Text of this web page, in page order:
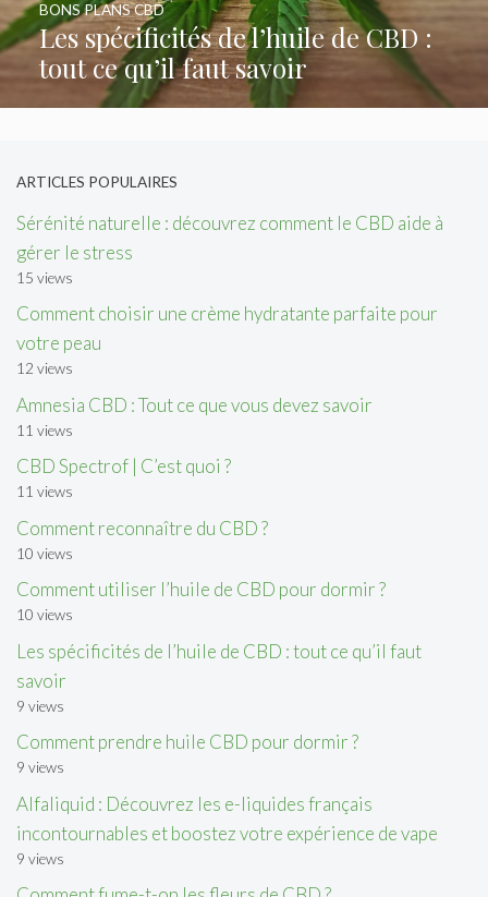
Les spécificités de l’huile de CBD :
tout ce qu’il faut savoir
BONS PLANS CBD
ARTICLES POPULAIRES
Sérénité naturelle : découvrez comment le CBD aide à
gérer le stress
15 views
Comment choisir une crème hydratante parfaite pour
votre peau
12 views
Amnesia CBD : Tout ce que vous devez savoir
11 views
CBD Spectrof | C’est quoi ?
11 views
Comment reconnaître du CBD ?
10 views
Comment utiliser l’huile de CBD pour dormir ?
10 views
Les spécificités de l’huile de CBD : tout ce qu’il faut
savoir
9 views
Comment prendre huile CBD pour dormir ?
9 views
Alfaliquid : Découvrez les e-liquides français
incontournables et boostez votre expérience de vape
9 views